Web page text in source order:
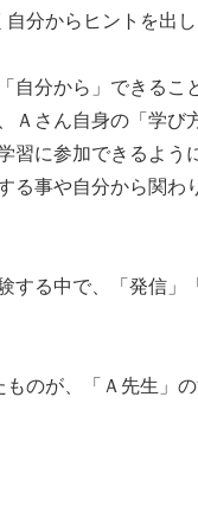
自分からヒントを出
自分から」できるこ
Ａさん自身の「学
に参加できるよう
る事や自分から関わ
する中で、「発信」
のが、「Ａ先生」